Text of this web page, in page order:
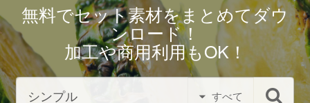
無料でセット素材をまとめてダウ
ンロード！
加工や商用利用もOK！
すべて